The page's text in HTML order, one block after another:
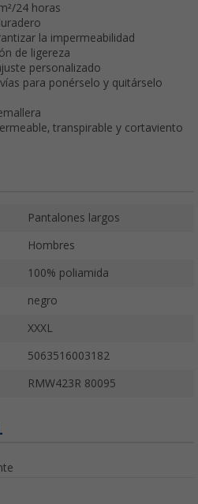
24 horas
la impermeabilidad
de ligereza
personalizado
para ponérselo y quitárselo
transpirable y cortaviento
Pantalones largos
Hombres
100% poliamida
negro
XXXL
5063516003182
RMW423R 80095